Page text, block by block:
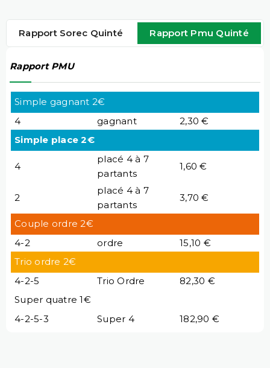
Rapport Sorec Quinté Rapport Pmu Quinté
Rapport PMU
Simple gagnant 2€
4
gagnant
2,30 €
Simple place 2€
4
placé 4 à 7
partants
1,60 €
2
placé 4 à 7
partants
3,70 €
Couple ordre 2€
4-2
ordre
15,10 €
Trio ordre 2€
4-2-5
Trio Ordre
82,30 €
Super quatre 1€
4-2-5-3
Super 4 182,90 €